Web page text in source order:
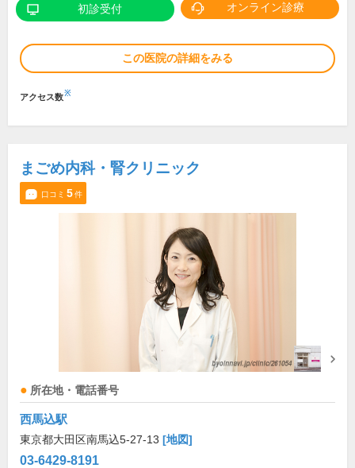
初診受付 オンライン診療
この医院の詳細をみる
アクセス数※
まごめ内科・腎クリニック
口コミ 5件
所在地・電話番号
西馬込駅
東京都大田区南馬込5-27-13 [地図]
03-6429-8191